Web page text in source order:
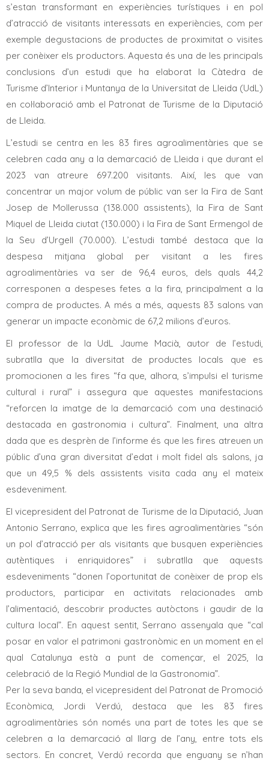
s’estan transformant en experiències turístiques i en pol
d’atracció de visitants interessats en experiències, com per
exemple degustacions de productes de proximitat o visites
per conèixer els productors. Aquesta és una de les principals
conclusions d’un estudi que ha elaborat la Càtedra de
Turisme d’Interior i Muntanya de la Universitat de Lleida (UdL)
en col·laboració amb el Patronat de Turisme de la Diputació
de Lleida.
L’estudi se centra en les 83 fires agroalimentàries que se
celebren cada any a la demarcació de Lleida i que durant el
2023 van atreure 697.200 visitants. Així, les que van
concentrar un major volum de públic van ser la Fira de Sant
Josep de Mollerussa (138.000 assistents), la Fira de Sant
Miquel de Lleida ciutat (130.000) i la Fira de Sant Ermengol de
la Seu d’Urgell (70.000). L’estudi també destaca que la
despesa mitjana global per visitant a les fires
agroalimentàries va ser de 96,4 euros, dels quals 44,2
corresponen a despeses fetes a la fira, principalment a la
compra de productes. A més a més, aquests 83 salons van
generar un impacte econòmic de 67,2 milions d’euros.
El professor de la UdL Jaume Macià, autor de l’estudi,
subratlla que la diversitat de productes locals que es
promocionen a les fires “fa que, alhora, s’impulsi el turisme
cultural i rural” i assegura que aquestes manifestacions
“reforcen la imatge de la demarcació com una destinació
destacada en gastronomia i cultura”. Finalment, una altra
dada que es desprèn de l’informe és que les fires atreuen un
públic d’una gran diversitat d’edat i molt fidel als salons, ja
que un 49,5 % dels assistents visita cada any el mateix
esdeveniment.
El vicepresident del Patronat de Turisme de la Diputació, Juan
Antonio Serrano, explica que les fires agroalimentàries “són
un pol d’atracció per als visitants que busquen experiències
autèntiques i enriquidores” i subratlla que aquests
esdeveniments “donen l’oportunitat de conèixer de prop els
productors, participar en activitats relacionades amb
l’alimentació, descobrir productes autòctons i gaudir de la
cultura local”. En aquest sentit, Serrano assenyala que “cal
posar en valor el patrimoni gastronòmic en un moment en el
qual Catalunya està a punt de començar, el 2025, la
celebració de la Regió Mundial de la Gastronomia”.
Per la seva banda, el vicepresident del Patronat de Promoció
Econòmica, Jordi Verdú, destaca que les 83 fires
agroalimentàries són només una part de totes les que se
celebren a la demarcació al llarg de l’any, entre tots els
sectors. En concret, Verdú recorda que enguany se n’han